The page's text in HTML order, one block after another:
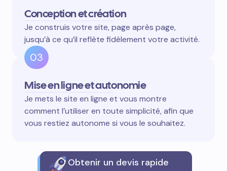
Conception et création
Je construis votre site, page après page,
jusqu’à ce qu’il reflète fidèlement votre activité.
03
Mise en ligne et autonomie
Je mets le site en ligne et vous montre
comment l’utiliser en toute simplicité, afin que
vous restiez autonome si vous le souhaitez.
Obtenir un devis rapide